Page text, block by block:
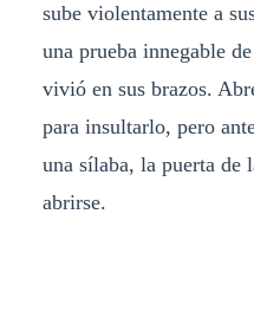
sube violentamente a
una prueba innegable
vivió en sus brazos.
para insultarlo, pero
una sílaba, la puerta de
abrirse.